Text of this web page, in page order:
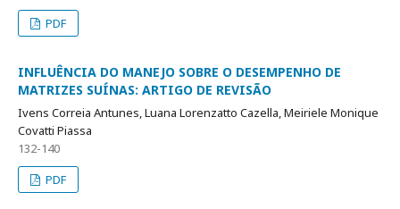
PDF
INFLUÊNCIA DO MANEJO SOBRE O DESEMPENHO DE
MATRIZES SUÍNAS: ARTIGO DE REVISÃO
Ivens Correia Antunes, Luana Lorenzatto Cazella, Meiriele Monique
Covatti Piassa
132-140
PDF